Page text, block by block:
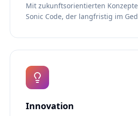
Mit zukunftsorientierten
Sonic Code, der langfristig im
Innovation